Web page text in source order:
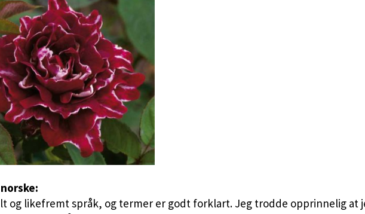
og likefremt språk, og termer er godt forklart. Jeg trodde opprinnelig at